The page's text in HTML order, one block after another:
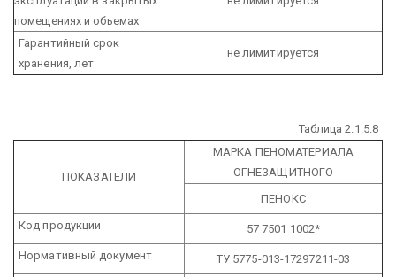
помещениях и объемах
Гарантийный срок
хранения, лет
не лимитируется
Таблица 2.1.5.8
ПОКАЗАТЕЛИ
МАРКА ПЕНОМАТЕРИАЛА
ОГНЕЗАЩИТНОГО
ПЕНОКС
Код продукции
57 7501 1002*
Нормативный документ
ТУ 5775-013-17297211-03